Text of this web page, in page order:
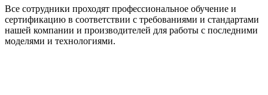
Все сотрудники проходят профессиональное обучение и
сертификацию в соответствии с требованиями и стандартами
нашей компании и производителей для работы с последними
моделями и технологиями.